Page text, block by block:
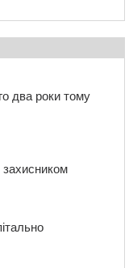
два роки тому